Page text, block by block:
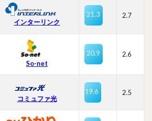
インターリンク
21.3 2.7
So-net
20.9 2.6
コミュファ光
19.6 2.5